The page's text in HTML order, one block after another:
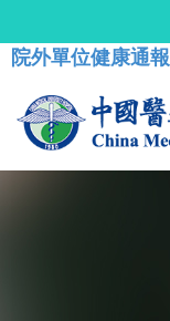
院外單位健康通報